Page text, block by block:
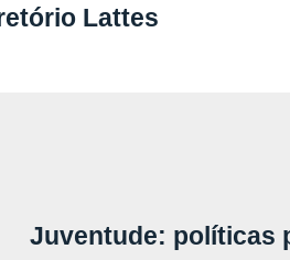
Lattes
Juventude: políticas